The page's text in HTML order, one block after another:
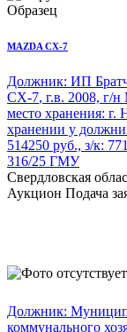
Образец
MAZDA CX-7
Должник: ИП
CX-7, г.в. 2008, г/
место хранения:
хранении у
514250 руб., з/к:
316/25 ГМУ
Свердловская
Аукцион Подача
Должник:
коммунального